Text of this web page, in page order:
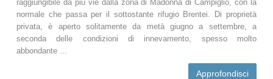
raggiungibile da più vie dalla zona di Madonna di Campiglio, con la
normale che passa per il sottostante rifugio Brentei. Di proprietà
privata, è aperto solitamente da metà giugno a settembre, a
seconda delle condizioni di innevamento, spesso molto
abbondante ...
Approfondisci